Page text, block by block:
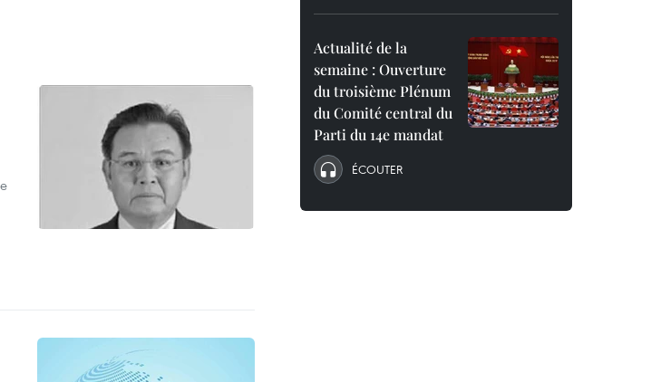
Actualité de la
semaine : Ouverture
du troisième Plénum
du Comité central du
Parti du 14e mandat
ÉCOUTER